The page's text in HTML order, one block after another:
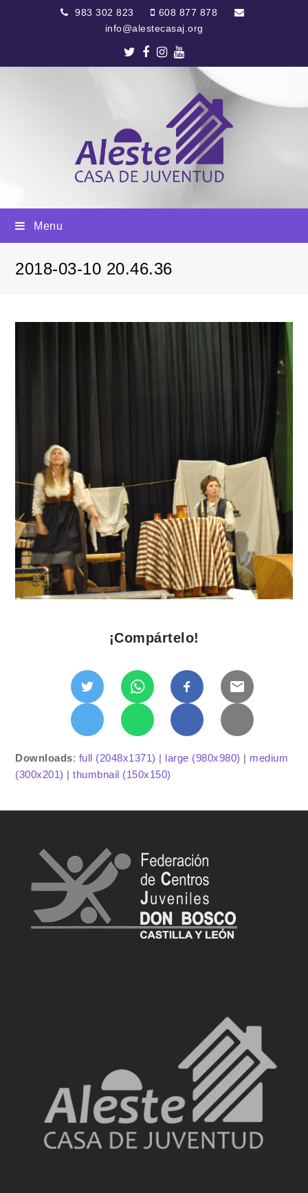
983 302 823
608 877 878
info@alestecasaj.org
Twitter
Facebook
Instagram
Youtube
Menu
2018-03-10 20.46.36
¡Compártelo!
Downloads: full (2048x1371) | large (980x980) | medium
(300x201) |thumbnail (150x150)